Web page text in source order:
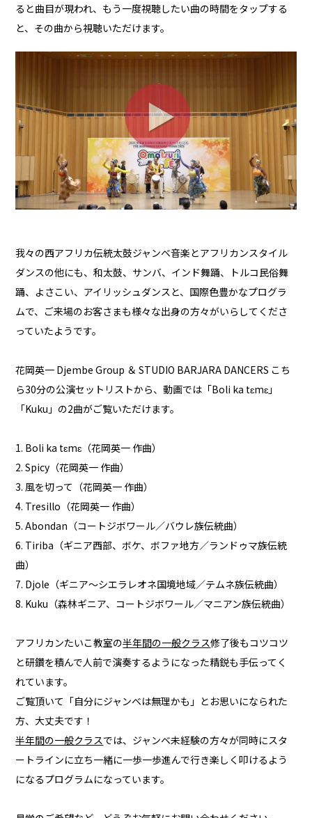
ると曲目が現われ、もう一度視聴したい曲の時間をタップする
と、その曲から視聴いただけます。
我々の西アフリカ伝統太鼓ジャンベ音楽とアフリカンスタイル
ダンスの他にも、和太鼓、サンバ、インド舞踊、トルコ民俗舞
踊、よさこい、アイリッシュダンスと、国際色豊かなプログラ
ムで、ご来場のお客さまも様々な出身の方々がいらしてくださ
っていたようです。
花岡英一 Djembe Group ＆ STUDIO BARJARA DANCERS こち
ら30分の公演セットリストから、動画では「Boli ka tɛmɛ」
「Kuku」の2曲がご覧いただけます。
1. Boli ka tɛmɛ（花岡英一 作曲）
2. Spicy（花岡英一 作曲）
3. 風を切って（花岡英一 作曲）
4. Tresillo（花岡英一 作曲）
5. Abondan（コートジボワール／バウレ族伝統曲）
6. Tiriba（ギニア西部、ボケ、ボファ地方／ランドゥマ族伝統
曲）
7. Djole（ギニア～シエラレオネ国境地域／テムネ族伝統曲）
8. Kuku（森林ギニア、コートジボワール／マニアン族伝統曲）
アフリカンたいこ教室の半年間の一般クラス修了後もコツコツ
と研鑽を積んで人前で演奏するようになった精鋭も手伝ってく
れています。
ご覧頂いて「自分にジャンベは無理かも」とお思いになられた
方、大丈夫です！
半年間の一般クラスでは、ジャンベ未経験の方々が同時にスタ
ートラインに立ち一緒に一歩一歩進んで行き楽しく叩けるよう
になるプログラムになっています。